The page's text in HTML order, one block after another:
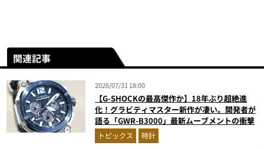
関連記事
2026/07/31 18:00
【G-SHOCKの最高傑作か】18年ぶり超絶進
化！グラビティマスター新作が凄い。開発者が
語る「GWR-B3000」最新ムーブメントの衝撃
トピックス 時計